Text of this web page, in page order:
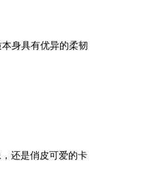
身具有优异的柔韧
还是俏皮可爱的卡